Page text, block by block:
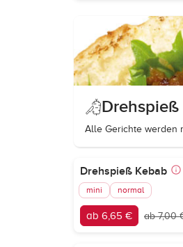
Alle Gerichte werden
Drehspieß Kebab
mini normal
ab 6,65 € ab 7,00